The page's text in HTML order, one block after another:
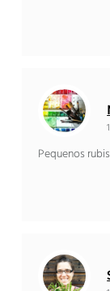
Pequenos